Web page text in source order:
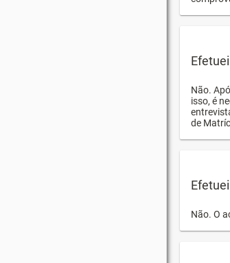
Não.
isso, é
de
Não. O